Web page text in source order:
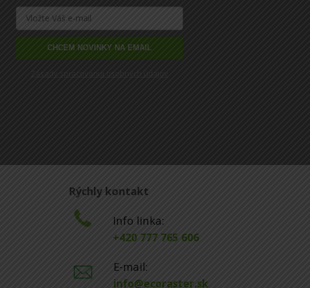
CHCEM NOVINKY NA EMAIL
Zásady spracovania osobných údajov
Rýchly kontakt
Info linka:
+420 777 765 606
E-mail:
info@ecoraster.sk